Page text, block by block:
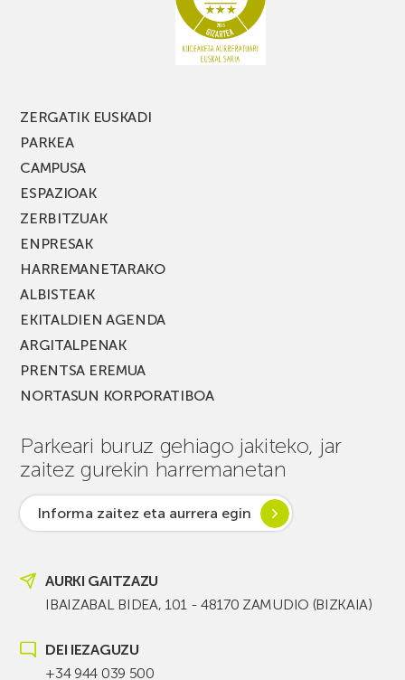
ZERGATIK EUSKADI
PARKEA
CAMPUSA
ESPAZIOAK
ZERBITZUAK
ENPRESAK
HARREMANETARAKO
ALBISTEAK
EKITALDIEN AGENDA
ARGITALPENAK
PRENTSA EREMUA
NORTASUN KORPORATIBOA
Parkeari buruz gehiago jakiteko, jar
zaitez gurekin harremanetan
Informa zaitez eta aurrera egin
AURKI GAITZAZU
IBAIZABAL BIDEA, 101 - 48170 ZAMUDIO (BIZKAIA)
DEI IEZAGUZU
+34 944 039 500